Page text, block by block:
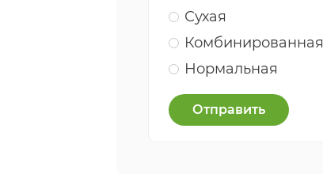
Сухая
Комбинированная
Нормальная
Отправить